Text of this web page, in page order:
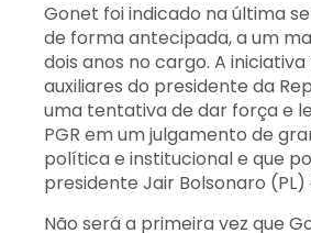
Gonet foi indicado na última
de forma antecipada, a um
dois anos no cargo. A
auxiliares do presidente da
uma tentativa de dar força e
PGR em um julgamento de
política e institucional e que
presidente Jair Bolsonaro (PL)
Não será a primeira vez que